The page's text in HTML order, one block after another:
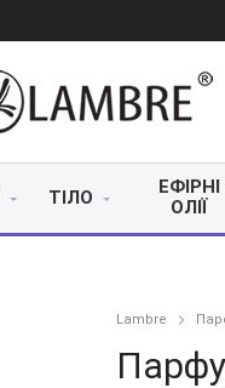
ТІЛО
ЕФІРНІ
ОЛІЇ
Lambre